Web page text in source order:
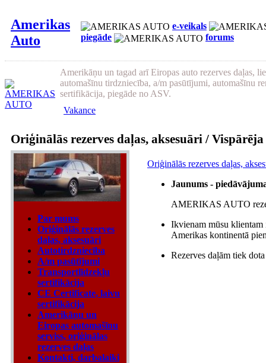
Amerikas
Auto
e-veikals
piegāde
forums
Amerikāņu un tagad arī Eiropas auto rezerves daļas,
automašīnu tirdzniecība, a/m pasūtījumi, automašīnu
sertifikācija, piegāde no ASV.
Vakance
Oriģinālās rezerves daļas, aksesuāri /
Par mums
Oriģinālās rezerves
daļas, aksesuāri
Autotirdzniecība
A/m pasūtījumi
Transportlīdzekļu
sertifikācija
CE Certificate, laivu
sertifikācija
Amerikāņu un
Eiropas automašīnu
serviss, oriģinālas
rezerves daļas
Kontakti, darbalaiki
Oriģinālās rezerves daļas,
Jaunums -
AMERIKAS AUTO
Ikvienam mūsu klientam
Amerikas kontinentā
Rezerves daļām tiek